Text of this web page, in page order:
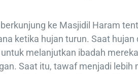
ke Masjidil Haram
ketika hujan turun. Saat hujan
melanjutkan ibadah
Saat itu, tawaf menjadi lebih